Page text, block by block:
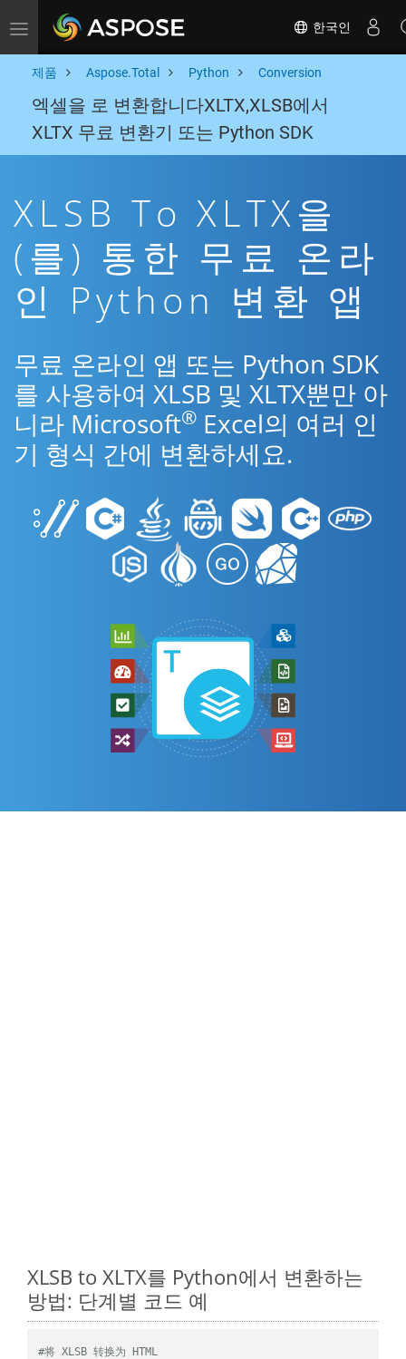
Toggle navigation 한국인
제품 Aspose.Total Python Conversion
엑셀을 로 변환합니다XLTX,XLSB에서
XLTX 무료 변환기 또는 Python SDK
XLSB To XLTX을
(를) 통한 무료 온라
인 Python 변환 앱
무료 온라인 앱 또는 Python SDK
를 사용하여 XLSB 및 XLTX뿐만 아
니라 Microsoft® Excel의 여러 인
기 형식 간에 변환하세요.
XLSB to XLTX를 Python에서 변환하는
방법: 단계별 코드 예
#将 XLSB 转换为 HTML